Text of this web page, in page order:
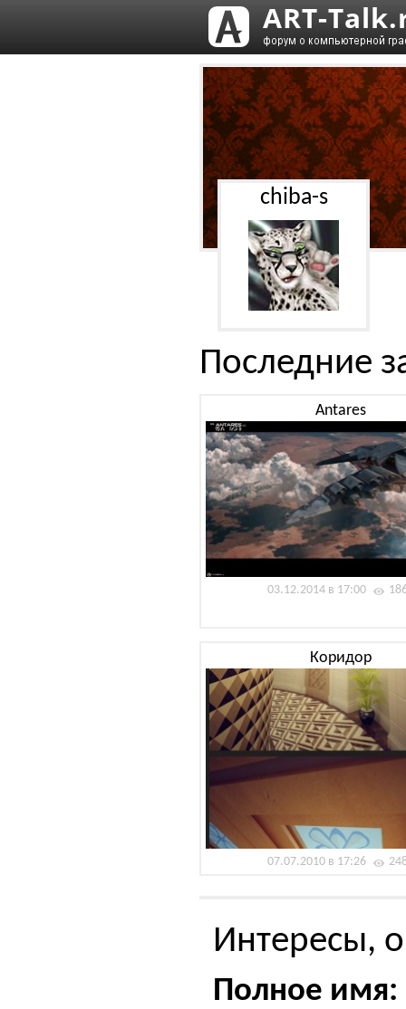
chiba-s
Последние
Antares
03.12.2014 в 17:00
Коридор
07.07.2010 в 17:26
Интересы,
Полное имя: